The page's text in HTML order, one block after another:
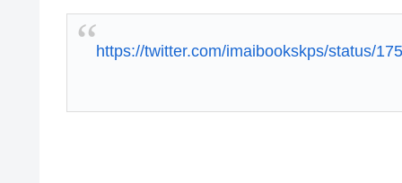
https://twitter.com/imaibookskps/status/